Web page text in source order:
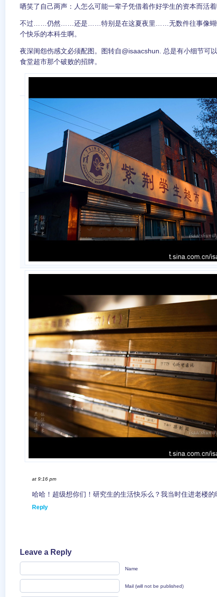
哂笑了自己两声：人怎么可能一辈子凭借着作好学生的资本而活
不过……仍然……还是……特别是在这夏夜里……无数件往事像蝴
个快乐的本科生啊。
夜深闺怨伤感文必须配图。图转自@isaacshun. 总是有小细节可
食堂超市那个破败的招牌。
at 9:16 pm
哈哈！超级想你们！研究生的生活快乐么？我当时住进老楼
Reply
Leave a Reply
Name
Mail (will not be published)